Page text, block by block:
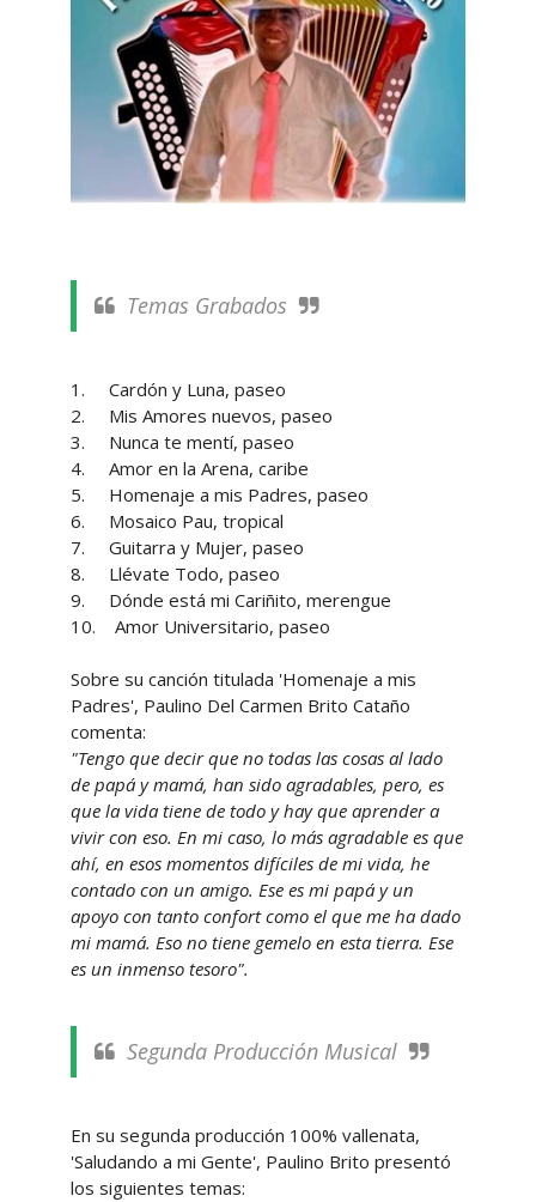
Temas Grabados
1.
Cardón y Luna, paseo
2.
Mis Amores nuevos, paseo
3.
Nunca te mentí, paseo
4.
Amor en la Arena, caribe
5.
Homenaje a mis Padres, paseo
6.
Mosaico Pau, tropical
7.
Guitarra y Mujer, paseo
8.
Llévate Todo, paseo
9.
Dónde está mi Cariñito, merengue
10. Amor Universitario, paseo
Sobre su canción titulada 'Homenaje a mis
Padres', Paulino Del Carmen Brito Cataño
comenta:
"Tengo que decir que no todas las cosas al lado
de papá y mamá, han sido agradables, pero, es
que la vida tiene de todo y hay que aprender a
vivir con eso. En mi caso, lo más agradable es que
ahí, en esos momentos difíciles de mi vida, he
contado con un amigo. Ese es mi papá y un
apoyo con tanto confort como el que me ha dado
mi mamá. Eso no tiene gemelo en esta tierra. Ese
es un inmenso tesoro".
Segunda Producción Musical
En su segunda producción 100% vallenata,
'Saludando a mi Gente', Paulino Brito presentó
los siguientes temas: